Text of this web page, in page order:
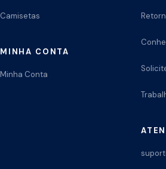
Camisetas
MINHA CONTA
Minha Conta